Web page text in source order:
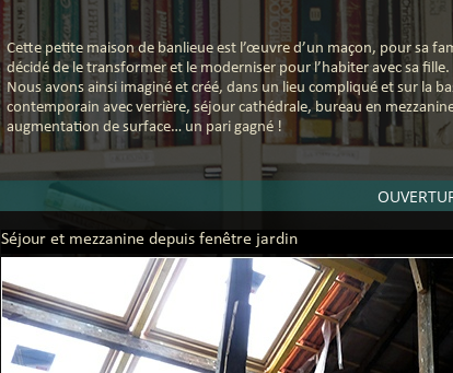
Cette petite maison de banlieue est l’œuvre d’un maçon, pour sa
décidé de le transformer et le moderniser pour l’habiter avec sa fille.
Nous avons ainsi imaginé et créé, dans un lieu compliqué et sur la
contemporain avec verrière, séjour cathédrale, bureau en
augmentation de surface… un pari gagné !
Séjour et mezzanine depuis fenêtre jardin